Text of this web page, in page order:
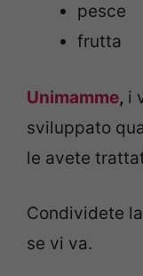
pesce
frutta
Unimamme, i
sviluppato
le avete
Condividete
se vi va.